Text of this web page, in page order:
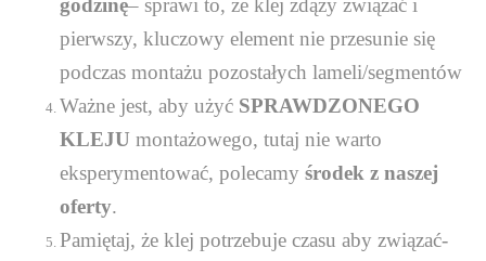
godzinę– sprawi to, że klej zdąży związać i
pierwszy, kluczowy element nie przesunie się
podczas montażu pozostałych lameli/segmentów
Ważne jest, aby użyć SPRAWDZONEGO
KLEJU montażowego, tutaj nie warto
eksperymentować, polecamy środek z naszej
oferty.
Pamiętaj, że klej potrzebuje czasu aby związać-